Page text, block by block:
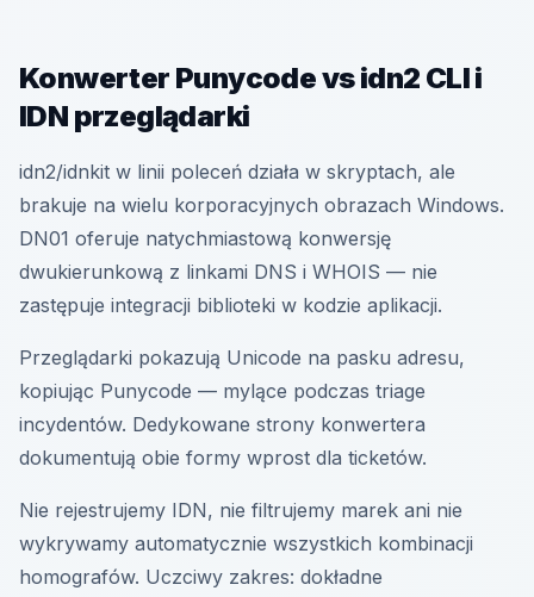
Konwerter Punycode vs idn2 CLI i
IDN przeglądarki
idn2/idnkit w linii poleceń działa w skryptach, ale
brakuje na wielu korporacyjnych obrazach Windows.
DN01 oferuje natychmiastową konwersję
dwukierunkową z linkami DNS i WHOIS — nie
zastępuje integracji biblioteki w kodzie aplikacji.
Przeglądarki pokazują Unicode na pasku adresu,
kopiując Punycode — mylące podczas triage
incydentów. Dedykowane strony konwertera
dokumentują obie formy wprost dla ticketów.
Nie rejestrujemy IDN, nie filtrujemy marek ani nie
wykrywamy automatycznie wszystkich kombinacji
homografów. Uczciwy zakres: dokładne